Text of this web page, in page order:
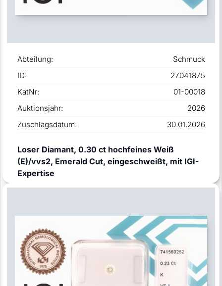
Abteilung:
Schmuck
ID:
27041875
KatNr:
01-00018
Auktionsjahr:
2026
Zuschlagsdatum:
30.01.2026
Loser Diamant, 0.30 ct hochfeines Weiß
(E)/vvs2, Emerald Cut, eingeschweißt, mit IGI-
Expertise